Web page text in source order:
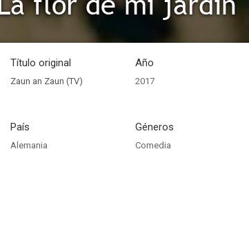
Título original
Zaun an Zaun (TV)
Año
2017
País
Alemania
Géneros
Comedia